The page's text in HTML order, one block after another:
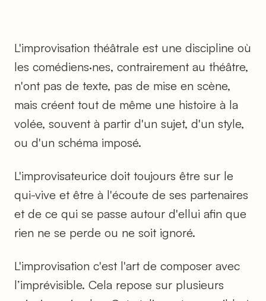
L'improvisation théâtrale est une discipline où
les comédiens·nes, contrairement au théâtre,
n'ont pas de texte, pas de mise en scène,
mais créent tout de même une histoire à la
volée, souvent à partir d'un sujet, d'un style,
ou d'un schéma imposé.
L'improvisateurice doit toujours être sur le
qui-vive et être à l'écoute de ses partenaires
et de ce qui se passe autour d'ellui afin que
rien ne se perde ou ne soit ignoré.
L'improvisation c'est l'art de composer avec
l’imprévisible. Cela repose sur plusieurs